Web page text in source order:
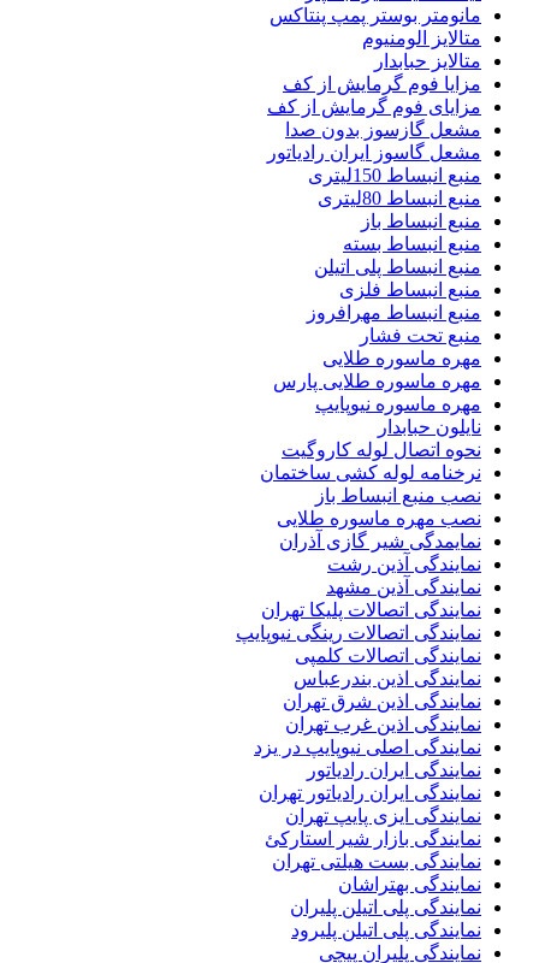
مانومتر بوستر پمپ پنتاکس
متالایز الومنیوم
متالایز حبابدار
مزایا فوم گرمایش از کف
مزایای فوم گرمایش از کف
مشعل گازسوز بدون صدا
مشعل گاسوز ایران رادیاتور
منبع انبساط 150لیتری
منبع انبساط 80لیتری
منبع انبساط باز
منبع انبساط بسته
منبع انبساط پلی اتیلن
منبع انبساط فلزی
منبع انبساط مهرافروز
منبع تحت فشار
مهره ماسوره طلایی
مهره ماسوره طلایی پارس
مهره ماسوره نیوپایپ
نایلون حبابدار
نحوه اتصال لوله کاروگیت
نرخنامه لوله کشی ساختمان
نصب منبع انبساط باز
نصب مهره ماسوره طلایی
نمایمدگی شیر گازی آذران
نمایندگی آذین رشت
نمایندگی آذین مشهد
نمایندگی اتصالات پلیکا تهران
نمایندگی اتصالات رینگی نیوپایپ
نمایندگی اتصالات کلمپی
نمایندگی اذین بندرعباس
نمایندگی اذین شرق تهران
نمایندگی اذین غرب تهران
نمایندگی اصلی نیوپایپ در یزد
نمایندگی ایران رادیاتور
نمایندگی ایران رادیاتور تهران
نمایندگی ایزی پایپ تهران
نمایندگی بازار شیر استارکئ
نمایندگی بست هیلتی تهران
نمایندگی بهتراشان
نمایندگی پلی اتیلن پلیران
نمایندگی پلی اتیلن پلیرود
نمایندگی پلیران پیچی